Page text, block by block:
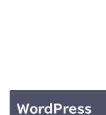
WordPress